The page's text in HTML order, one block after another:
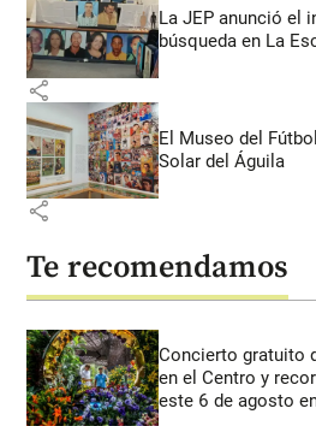
La JEP anunció el
búsqueda en La
share
El Museo del
Solar del Águila
share
Te recomendamos
Concierto gratuito
en el Centro y
este 6 de agosto